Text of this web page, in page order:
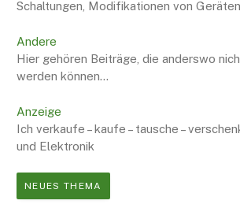
Schaltungen, Modifikationen von Geräten
Andere
Hier gehören Beiträge, die anderswo
werden können…
Anzeige
Ich verkaufe – kaufe – tausche –
und Elektronik
NEUES THEMA